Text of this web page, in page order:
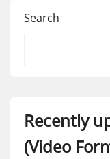
Search
Recently
(Video